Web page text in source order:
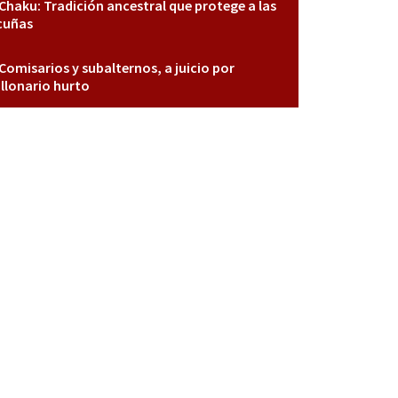
Chaku: Tradición ancestral que protege a las
Comisarios y subalternos, a juicio por
hurto